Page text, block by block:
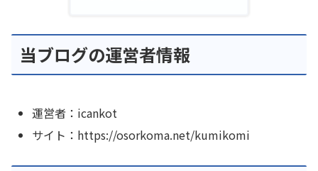
当ブログの運営者情報
運営者：icankot
サイト：https://osorkoma.net/kumikomi